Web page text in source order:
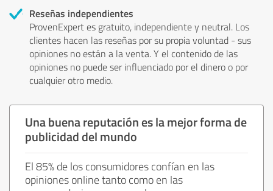
Reseñas independientes
ProvenExpert es gratuito, independiente y neutral. Los
clientes hacen las reseñas por su propia voluntad - sus
opiniones no están a la venta. Y el contenido de las
opiniones no puede ser influenciado por el dinero o por
cualquier otro medio.
Una buena reputación es la mejor forma de
publicidad del mundo
El 85% de los consumidores confían en las
opiniones online tanto como en las